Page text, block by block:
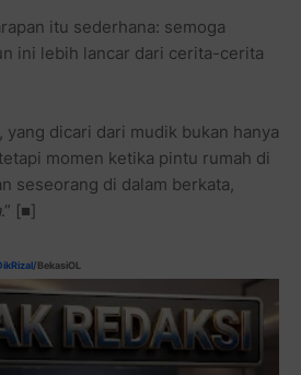
itu sederhana: semoga
ini lebih lancar dari cerita-cerita
yang dicari dari mudik bukan hanya
momen ketika pintu rumah di
seseorang di dalam berkata,
.” [■]
/BekasiOL